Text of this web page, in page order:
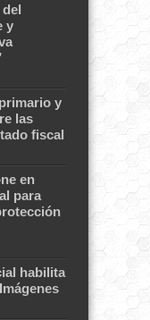
y
y
las
fiscal
en
para
habilita